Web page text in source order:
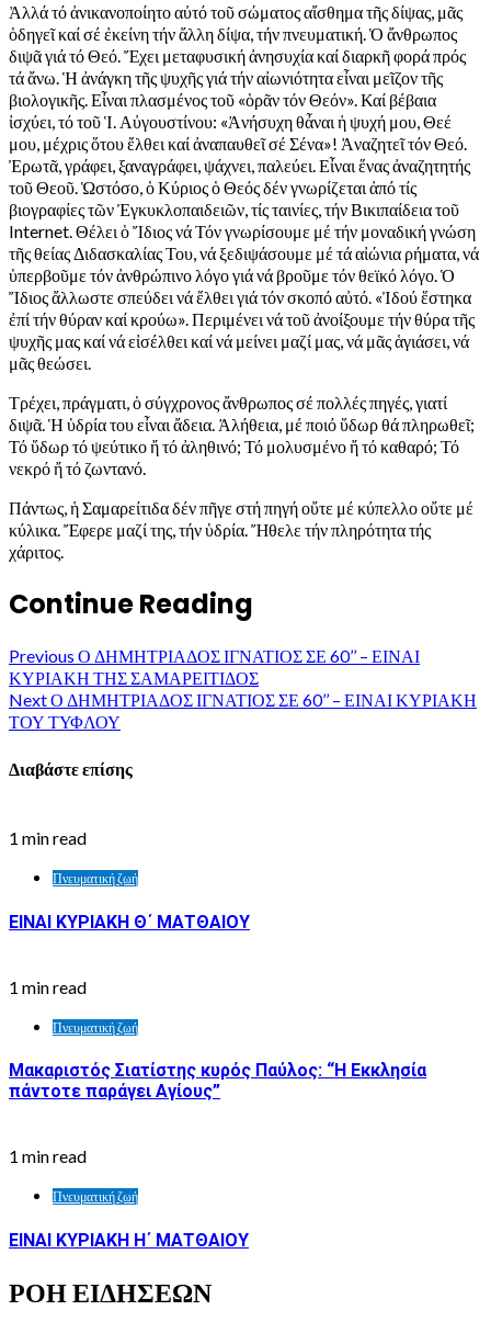
Ἀλλά τό ἀνικανοποίητο αὐτό τοῦ σώματος αἴσθημα τῆς δίψας, μᾶς
ὁδηγεῖ καί σέ ἐκείνη τήν ἄλλη δίψα, τήν πνευματική. Ὁ ἄνθρωπος
διψᾶ γιά τό Θεό. Ἔχει μεταφυσική ἀνησυχία καί διαρκῆ φορά πρός
τά ἄνω. Ἡ ἀνάγκη τῆς ψυχῆς γιά τήν αἰωνιότητα εἶναι μεῖζον τῆς
βιολογικῆς. Εἶναι πλασμένος τοῦ «ὁρᾶν τόν Θεόν». Καί βέβαια
ἰσχύει, τό τοῦ Ἱ. Αὐγουστίνου: «Ἀνήσυχη θἆναι ἡ ψυχή μου, Θεέ
μου, μέχρις ὅτου ἔλθει καί ἀναπαυθεῖ σέ Σένα»! Ἀναζητεῖ τόν Θεό.
Ἐρωτᾶ, γράφει, ξαναγράφει, ψάχνει, παλεύει. Εἶναι ἕνας ἀναζητητής
τοῦ Θεοῦ. Ὡστόσο, ὁ Κύριος ὁ Θεός δέν γνωρίζεται ἀπό τίς
βιογραφίες τῶν Ἐγκυκλοπαιδειῶν, τίς ταινίες, τήν Βικιπαίδεια τοῦ
Internet. Θέλει ὁ Ἴδιος νά Τόν γνωρίσουμε μέ τήν μοναδική γνώση
τῆς θείας Διδασκαλίας Του, νά ξεδιψάσουμε μέ τά αἰώνια ρήματα, νά
ὑπερβοῦμε τόν ἀνθρώπινο λόγο γιά νά βροῦμε τόν θεϊκό λόγο. Ὁ
Ἴδιος ἄλλωστε σπεύδει νά ἔλθει γιά τόν σκοπό αὐτό. «Ἰδού ἕστηκα
ἐπί τήν θύραν καί κρούω». Περιμένει νά τοῦ ἀνοίξουμε τήν θύρα τῆς
ψυχῆς μας καί νά εἰσέλθει καί νά μείνει μαζί μας, νά μᾶς ἁγιάσει, νά
μᾶς θεώσει.
Τρέχει, πράγματι, ὁ σύγχρονος ἄνθρωπος σέ πολλές πηγές, γιατί
διψᾶ. Ἡ ὑδρία του εἶναι ἄδεια. Ἀλήθεια, μέ ποιό ὕδωρ θά πληρωθεῖ;
Τό ὕδωρ τό ψεύτικο ἤ τό ἀληθινό; Τό μολυσμένο ἤ τό καθαρό; Τό
νεκρό ἤ τό ζωντανό.
Πάντως, ἡ Σαμαρείτιδα δέν πῆγε στή πηγή οὔτε μέ κύπελλο οὔτε μέ
κύλικα. Ἔφερε μαζί της, τήν ὑδρία. Ἤθελε τήν πληρότητα τής
χάριτος.
Continue Reading
Previous Ο ΔΗΜΗΤΡΙΑΔΟΣ ΙΓΝΑΤΙΟΣ ΣΕ 60’’ – ΕΙΝΑΙ
ΚΥΡΙΑΚΗ ΤΗΣ ΣΑΜΑΡΕΙΤΙΔΟΣ
NextΟ ΔΗΜΗΤΡΙΑΔΟΣ ΙΓΝΑΤΙΟΣ ΣΕ 60’’ – ΕΙΝΑΙ ΚΥΡΙΑΚΗ
ΤΟΥ ΤΥΦΛΟΥ
Διαβάστε επίσης
1 min read
Πνευματική ζωή
ΕΙΝΑΙ ΚΥΡΙΑΚΗ Θ΄ ΜΑΤΘΑΙΟΥ
1 min read
Πνευματική ζωή
Μακαριστός Σιατίστης κυρός Παύλος: “Η Εκκλησία
πάντοτε παράγει Αγίους”
1 min read
Πνευματική ζωή
ΕΙΝΑΙ ΚΥΡΙΑΚΗ Η΄ ΜΑΤΘΑΙΟΥ
ΡΟΗ ΕΙΔΗΣΕΩΝ